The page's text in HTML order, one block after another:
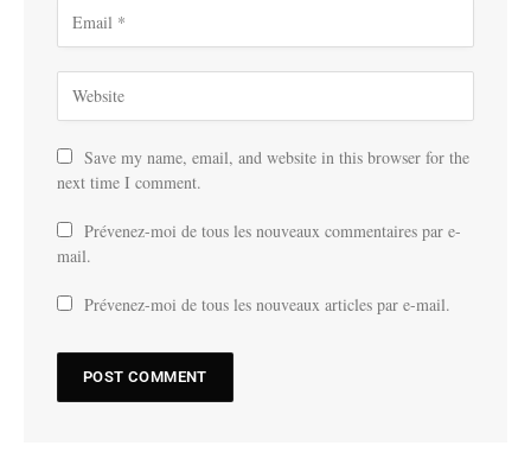
Save my name, email, and website in this browser for the
next time I comment.
Prévenez-moi de tous les nouveaux commentaires par e-
mail.
Prévenez-moi de tous les nouveaux articles par e-mail.